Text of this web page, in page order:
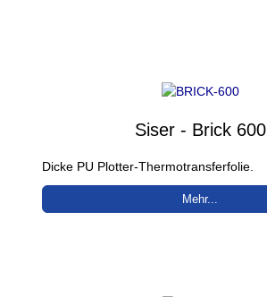
Siser - Brick 600
Dicke PU Plotter-Thermotransferfolie.
Mehr...